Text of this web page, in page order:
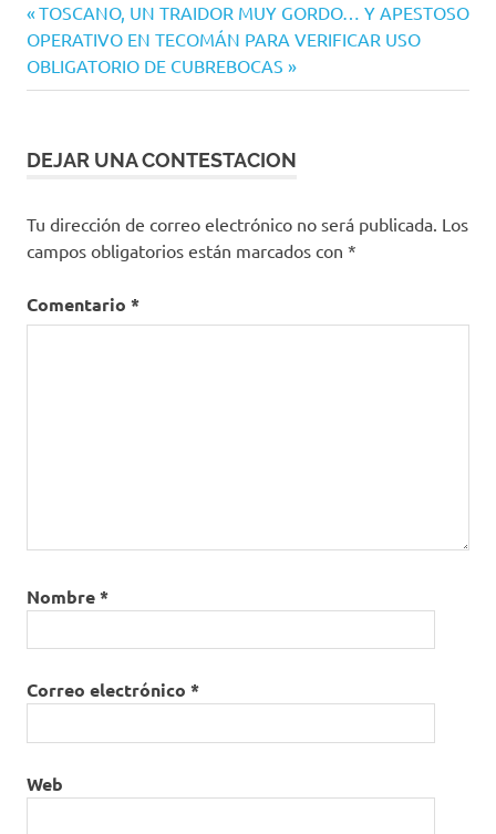
Navegación
de
entradas
Entrada
anterior:
TOSCANO, UN TRAIDOR MUY GORDO… Y APESTOSO
Siguiente
entrada:
OPERATIVO EN TECOMÁN PARA VERIFICAR USO
OBLIGATORIO DE CUBREBOCAS
DEJAR UNA CONTESTACION
Tu dirección de correo electrónico no será publicada. Los
campos obligatorios están marcados con *
Comentario *
Nombre*
Correo electrónico *
Web